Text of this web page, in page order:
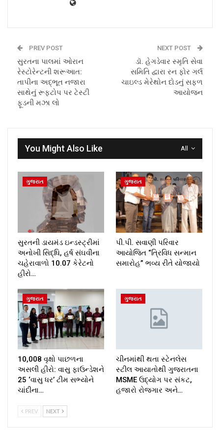
PREV POST
સુરતના પાલમાં ઓરાન
રેસ્ટોરેન્ટની શરૂઆત:
તાપીના અદ્ભૂત નજારા
સાથેનું રૂફટોપ પર ટેસ્ટી
ફૂડની મઝા લો
NEXT POST
ડૉ. હેગડેવાર સ્મૃતિ સેવા
સમિતિ દ્વારા રન ફોર ગર્લ
ચાઇલ્ડ મેરેથોન દોડનું સફળ
આયોજન
All
You Might Also Like
ગુજરાત
સુરતની ડાયમંડ ઇન્ડસ્ટ્રીમાં
અનોખી સિદ્ધિ, હર્ષ સંઘવીના
ચહેરાવાળો 10.07 કેરેટનો
હીરો…
ગુજરાત
પી.પી. સવાણી પરિવાર
આયોજિત “ત્રિવિધ સન્માન
સમારોહ” ભવ્ય રીતે યોજાયો
ગુજરાત
10,008 વૃક્ષો પાછળના
અસલી હીરો: વાસુ ફાઉન્ડેશને
25 ‘વાસુ ધર’ ટીમ સભ્યોને
ચાંદીના…
ગુજરાત
ચીનમાંથી થતા સ્ટેનલેસ
સ્ટીલ આયાતોથી ગુજરાતના
MSME ઉદ્યોગ પર સંકટ,
હજારો રોજગાર અને…
PREV NEXT